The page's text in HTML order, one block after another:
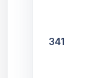
341